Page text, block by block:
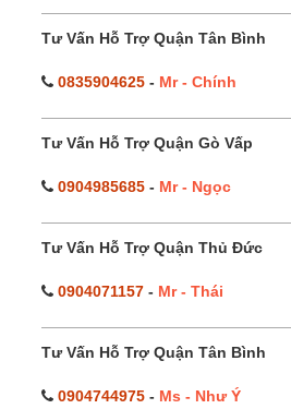
Tư Vấn Hỗ Trợ Quận Tân Bình
0835904625 - Mr - Chính
Tư Vấn Hỗ Trợ Quận Gò Vấp
0904985685 - Mr - Ngọc
Tư Vấn Hỗ Trợ Quận Thủ Đức
0904071157 - Mr - Thái
Tư Vấn Hỗ Trợ Quận Tân Bình
0904744975 - Ms - Như Ý